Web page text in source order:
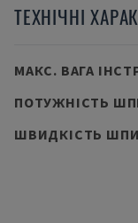
ТЕХНІЧНІ
МАКС. ВАГА
ПОТУЖНІСТЬ
ШВИДКІСТЬ